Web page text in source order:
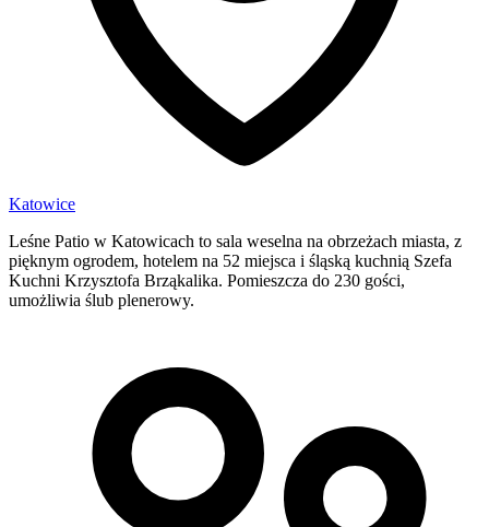
Katowice
Leśne Patio w Katowicach to sala weselna na obrzeżach miasta, z
pięknym ogrodem, hotelem na 52 miejsca i śląską kuchnią Szefa
Kuchni Krzysztofa Brząkalika. Pomieszcza do 230 gości,
umożliwia ślub plenerowy.